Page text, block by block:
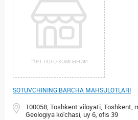
SOTUVCHINING BARCHA MAHSULOTLARI
100058, Toshkent viloyati, Toshkent,
Geologiya ko'chasi, uy 6, ofis 39